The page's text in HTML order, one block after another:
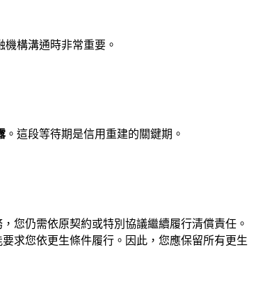
機構溝通時非常重要。
。這段等待期是信用重建的關鍵期。
您仍需依原契約或特別協議繼續履行清償責任。
求您依更生條件履行。因此，您應保留所有更生